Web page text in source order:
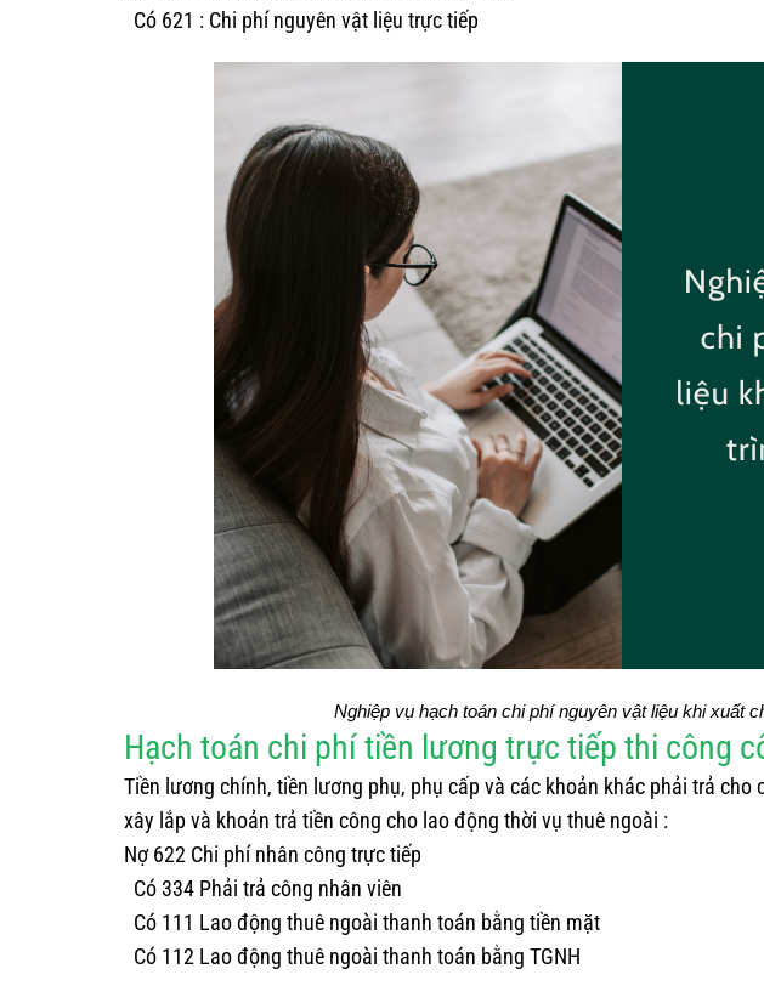
Có 621 : Chi phí nguyên vật liệu trực tiếp
Nghiệp vụ hạch toán chi phí nguyên vật liệu khi xuất
Hạch toán chi phí tiền lương trực tiếp thi công
Tiền lương chính, tiền lương phụ, phụ cấp và các khoản khác phải trả
xây lắp và khoản trả tiền công cho lao động thời vụ thuê ngoài :
Nợ 622 Chi phí nhân công trực tiếp
Có 334 Phải trả công nhân viên
Có 111 Lao động thuê ngoài thanh toán bằng tiền mặt
Có 112 Lao động thuê ngoài thanh toán bằng TGNH